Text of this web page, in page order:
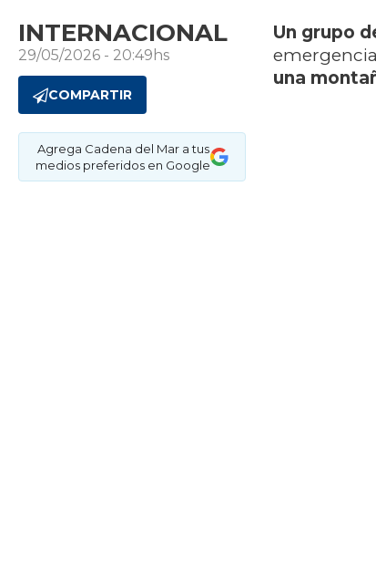
INTERNACIONAL
29/05/2026 - 20:49hs
COMPARTIR
Agrega Cadena del Mar a tus
medios preferidos en Google
Un grupo
una